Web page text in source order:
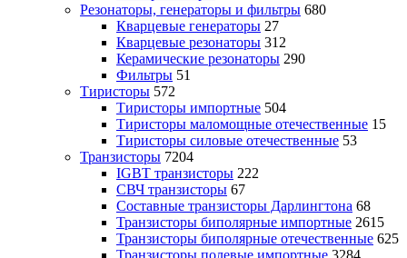
Резонаторы, генераторы и фильтры 680
Кварцевые генераторы 27
Кварцевые резонаторы 312
Керамические резонаторы 290
Фильтры 51
Тиристоры 572
Тиристоры импортные 504
Тиристоры маломощные отечественные 15
Тиристоры силовые отечественные 53
Транзисторы 7204
IGBT транзисторы 222
СВЧ транзисторы 67
Составные транзисторы Дарлингтона 68
Транзисторы биполярные импортные 2615
Транзисторы биполярные отечественные 625
Транзисторы полевые импортные 3284